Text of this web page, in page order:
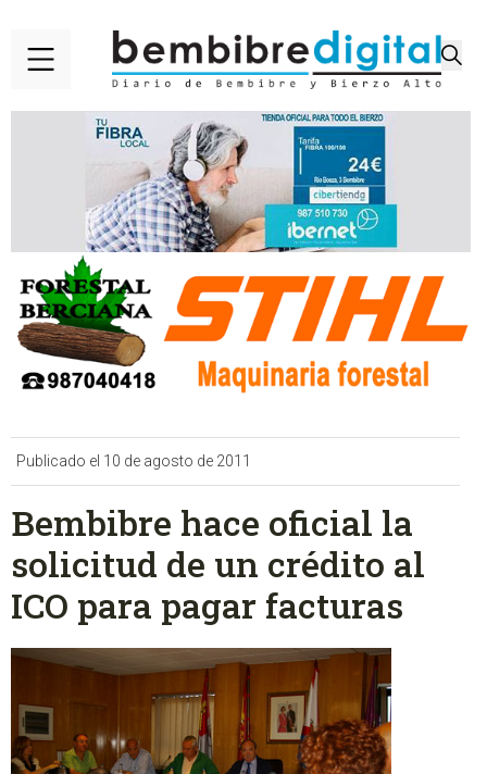
Publicado el 10 de agosto de 2011
Bembibre hace oficial la
solicitud de un crédito al
ICO para pagar facturas